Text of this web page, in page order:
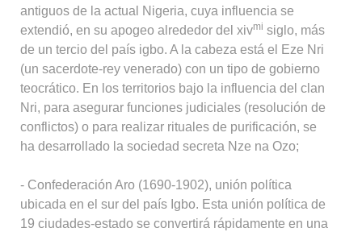
antiguos de la actual Nigeria, cuya influencia se
extendió, en su apogeo alrededor del xivmi siglo, más
de un tercio del país igbo. A la cabeza está el Eze Nri
(un sacerdote-rey venerado) con un tipo de gobierno
teocrático. En los territorios bajo la influencia del clan
Nri, para asegurar funciones judiciales (resolución de
conflictos) o para realizar rituales de purificación, se
ha desarrollado la sociedad secreta Nze na Ozo;
- Confederación Aro (1690-1902), unión política
ubicada en el sur del país Igbo. Esta unión política de
19 ciudades-estado se convertirá rápidamente en una